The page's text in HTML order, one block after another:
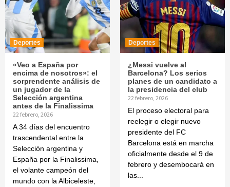
Deportes
«Veo a España por
encima de nosotros»: el
sorprendente análisis de
un jugador de la
Selección argentina
antes de la Finalissima
22 febrero, 2026
A 34 días del encuentro
trascendental entre la
Selección argentina y
España por la Finalissima,
el volante campeón del
mundo con la Albiceleste,
Deportes
¿Messi vuelve al
Barcelona? Los serios
planes de un candidato a
la presidencia del club
22 febrero, 2026
El proceso electoral para
reelegir o elegir nuevo
presidente del FC
Barcelona está en marcha
oficialmente desde el 9 de
febrero y desembocará en
las...